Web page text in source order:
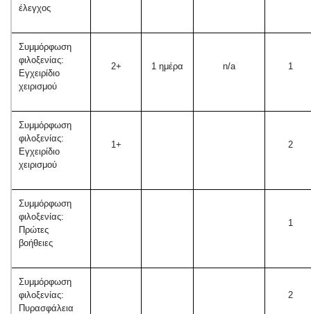
έλεγχος
Συμμόρφωση
φιλοξενίας:
Εγχειρίδιο
χειρισμού
2+ 1 ημέρα n/a 1
Συμμόρφωση
φιλοξενίας:
Εγχειρίδιο
χειρισμού
1+ 2
Συμμόρφωση
φιλοξενίας:
Πρώτες
βοήθειες
1
Συμμόρφωση
φιλοξενίας:
Πυρασφάλεια
2